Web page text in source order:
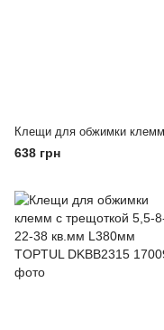
638 грн